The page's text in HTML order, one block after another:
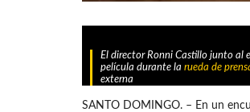
El director Ronni Castillo junto al
película durante la rueda de
externa
SANTO DOMINGO. – En un